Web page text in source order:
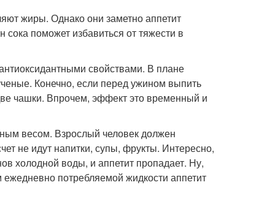
жиры. Однако они заметно аппетит
поможет избавиться от тяжести в
свойствами. В плане
Конечно, если перед ужином выпить
чашки. Впрочем, эффект это временный и
весом. Взрослый человек должен
не идут напитки, супы, фрукты. Интересно,
холодной воды, и аппетит пропадает. Ну,
потребляемой жидкости аппетит